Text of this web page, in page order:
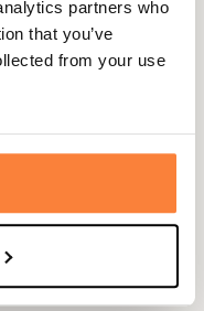
partners who
that you’ve
from your use
et une une
pour y glisser le petit